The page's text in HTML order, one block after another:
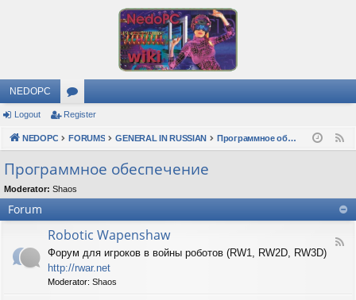
NEDOPC
or
u
s
Logout Register
NEDOPC FORUMS GENERAL IN RUSSIAN Программное обеспечение
Программное обеспечение
Moderator: Shaos
Forum
F
Robotic Wapenshaw
Форум для игроков в войны роботов (RW1, RW2D, RW3D)
http://rwar.net
Moderator: Shaos